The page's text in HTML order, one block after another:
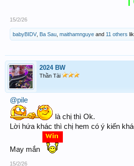
15/2/26
babyBIDV Ba Sau maithamnguye and 11 others
2024 BW
Thần Tài
@pile
là chị thì Ok.
Lời hứa khác thì chị hem có ý kiến
May mắn
15/2/26